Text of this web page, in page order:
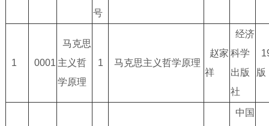
号
1 0001
马克思
主义哲
学原理
1 马克思主义哲学原理
赵家
祥
经济
科学
出版
社
版
中国